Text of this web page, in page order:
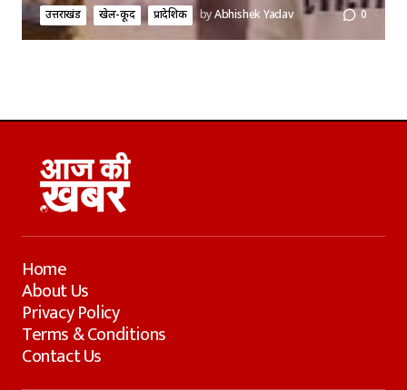
उत्तराखंड खेल-कूद प्रादेशिक byAbhishek Yadav 0
Home
About Us
Privacy Policy
Terms & Conditions
Contact Us